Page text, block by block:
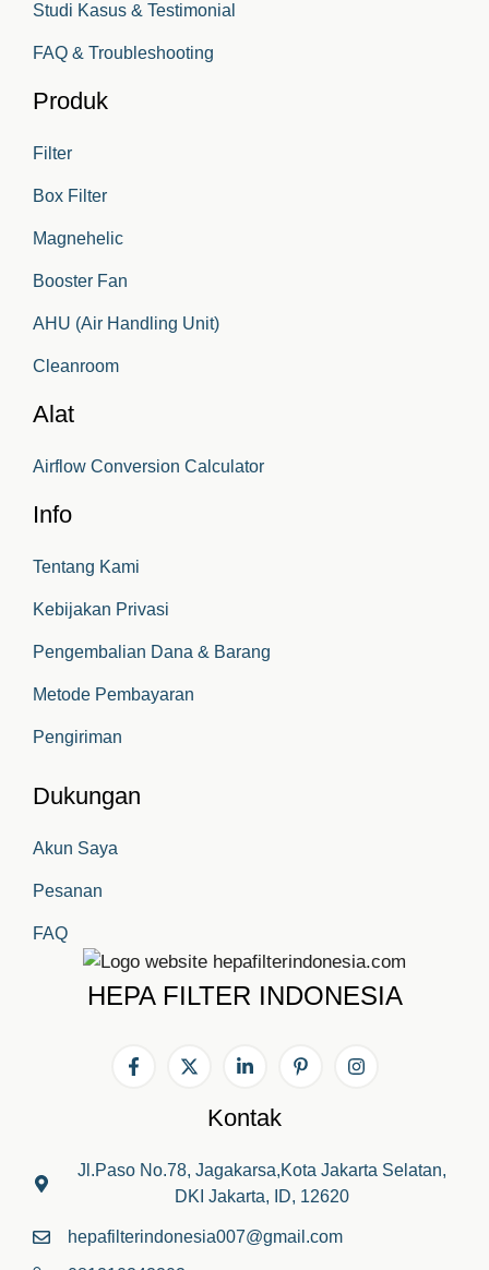
Studi Kasus & Testimonial
FAQ & Troubleshooting
Produk
Filter
Box Filter
Magnehelic
Booster Fan
AHU (Air Handling Unit)
Cleanroom
Alat
Airflow Conversion Calculator
Info
Tentang Kami
Kebijakan Privasi
Pengembalian Dana & Barang
Metode Pembayaran
Pengiriman
Dukungan
Akun Saya
Pesanan
FAQ
HEPA FILTER INDONESIA
Kontak
Jl.Paso No.78, Jagakarsa,Kota Jakarta Selatan,
DKI Jakarta, ID, 12620
hepafilterindonesia007@gmail.com